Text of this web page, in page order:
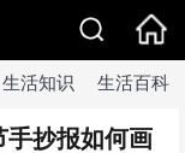
生活知识 生活百科
手抄报如何画